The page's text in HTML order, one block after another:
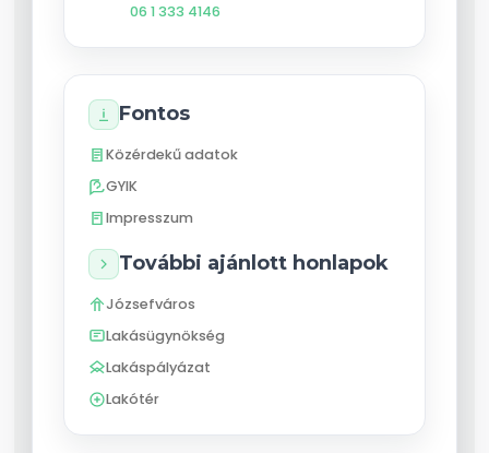
06 1 333 4146
Fontos
Közérdekű adatok
GYIK
Impresszum
További ajánlott honlapok
Józsefváros
Lakásügynökség
Lakáspályázat
Lakótér